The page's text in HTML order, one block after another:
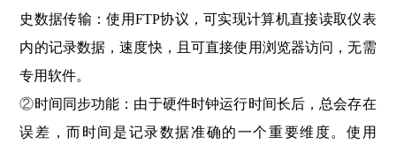
史数据传输：使用FTP协议，可实现计算机直接读取仪表
内的记录数据，速度快，且可直接使用浏览器访问，无需
专用软件。
②时间同步功能：由于硬件时钟运行时间长后，总会存在
误差，而时间是记录数据准确的一个重要维度。使用